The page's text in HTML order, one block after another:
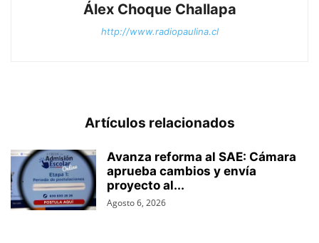
Álex Choque Challapa
http://www.radiopaulina.cl
Artículos relacionados
Avanza reforma al SAE: Cámara
aprueba cambios y envía
proyecto al...
Agosto 6, 2026